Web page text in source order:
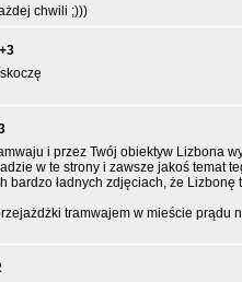
chwili ;)))
+3
i przez Twój obiektyw Lizbona
w te strony i zawsze jakoś temat
bardzo ładnych zdjęciach, że Lizbonę
tramwajem w mieście prądu